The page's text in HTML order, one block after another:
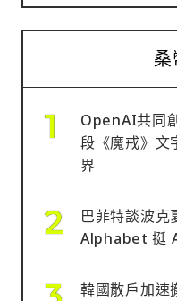
OpenAI共同
段《魔戒》文
界
巴菲特談波克
Alphabet 挺
韓國散戶加速